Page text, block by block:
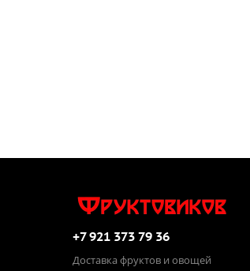
+7 921 373 79 36
Доставка фруктов и овощей